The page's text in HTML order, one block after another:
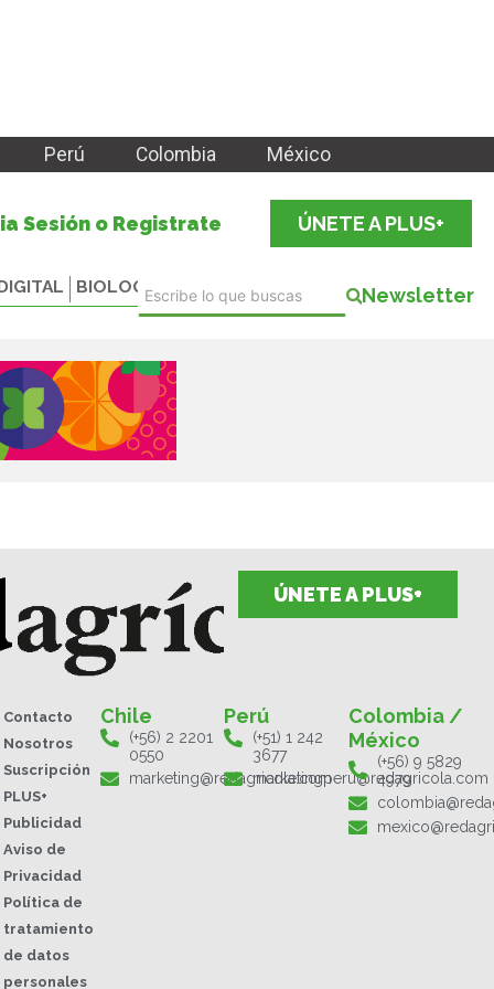
Perú Colombia México
Sesión o Registrate ÚNETE A PLUS+
BIOLOGICALS Newsletter
ÚNETE A PLUS+
Contacto
Nosotros
Suscripción
PLUS+
Publicidad
Aviso de
Privacidad
Política de
tratamiento
de datos
personales
Chile
(+56) 2 2201
0550
marketing@redagricola.com
Perú
(+51) 1 242
3677
marketingperu@redagricola.com
Colombia /
México
(+56) 9 5829
4979